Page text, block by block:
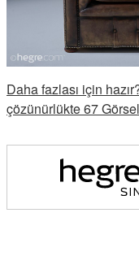
Daha fazlası için
çözünürlükte 67